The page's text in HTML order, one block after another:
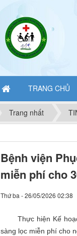
TRANG CHỦ
Trang nhất
Danh
Bệnh viện
miễn phí cho
Thứ ba - 26/05/2026 02:38
Thực hiện Kế hoạch
sàng lọc miễn phí cho